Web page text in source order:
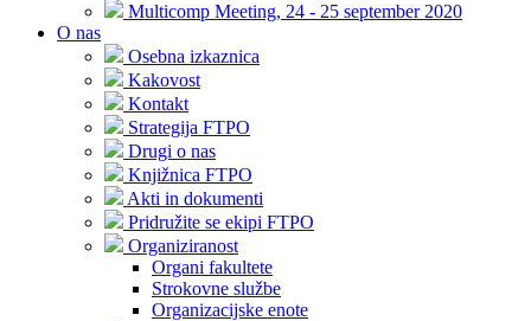
Multicomp Meeting, 24 - 25 september 2020
O nas
Osebna izkaznica
Kakovost
Kontakt
Strategija FTPO
Drugi o nas
Knjižnica FTPO
Akti in dokumenti
Pridružite se ekipi FTPO
Organiziranost
Organi fakultete
Strokovne službe
Organizacijske enote